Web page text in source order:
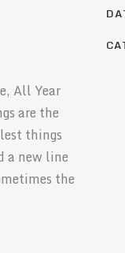
All Year
are the
things
a new line
the